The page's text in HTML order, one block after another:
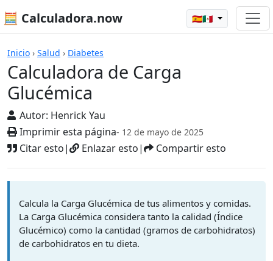
🧮 Calculadora.now 🇪🇸🇲🇽
Inicio › Salud › Diabetes
Calculadora de Carga
Glucémica
Autor: Henrick Yau
Imprimir esta página- 12 de mayo de 2025
Citar esto| Enlazar esto| Compartir esto
Calculadoras
Calcula la Carga Glucémica de tus alimentos y comidas.
La Carga Glucémica considera tanto la calidad (Índice
Glucémico) como la cantidad (gramos de carbohidratos)
de carbohidratos en tu dieta.